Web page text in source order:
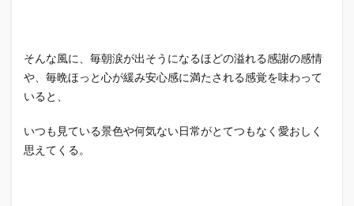
そんな風に、毎朝涙が出そうになるほどの溢れる感謝の感情
や、毎晩ほっと心が緩み安心感に満たされる感覚を味わって
いると、
いつも見ている景色や何気ない日常がとてつもなく愛おしく
思えてくる。